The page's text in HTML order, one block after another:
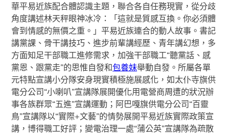
華平易近族配合體認識主題，聯合各自任務現實，從分歧
角度講述林天秤眼神冰冷：「這就是質感互換。你必須體
會到情感的無價之重。」平易近族連合的動人故事。書記
講黨課、骨干講技巧、進步前輩講經歷、青年講幻想，多
方面知足干部職工進修需求，加強干部職工“聽黨話、感
黨恩、跟黨走”的思惟自發和包養妹舉動自發。所屬各單
元特點宣講小分隊安身現實積極施展感化，如太仆寺旗供
電分公司“小喇叭”宣講隊展開優化用電營商周遭的狀況辦
事各族群眾“五進”宣講運動；阿巴嘎旗供電分公司“百靈
鳥”宣講隊以“實際+文藝”的情勢展開平易近族實際政策宣
講，博得職工好評；變電治理一處“蒲公英”宣講隊為疏散